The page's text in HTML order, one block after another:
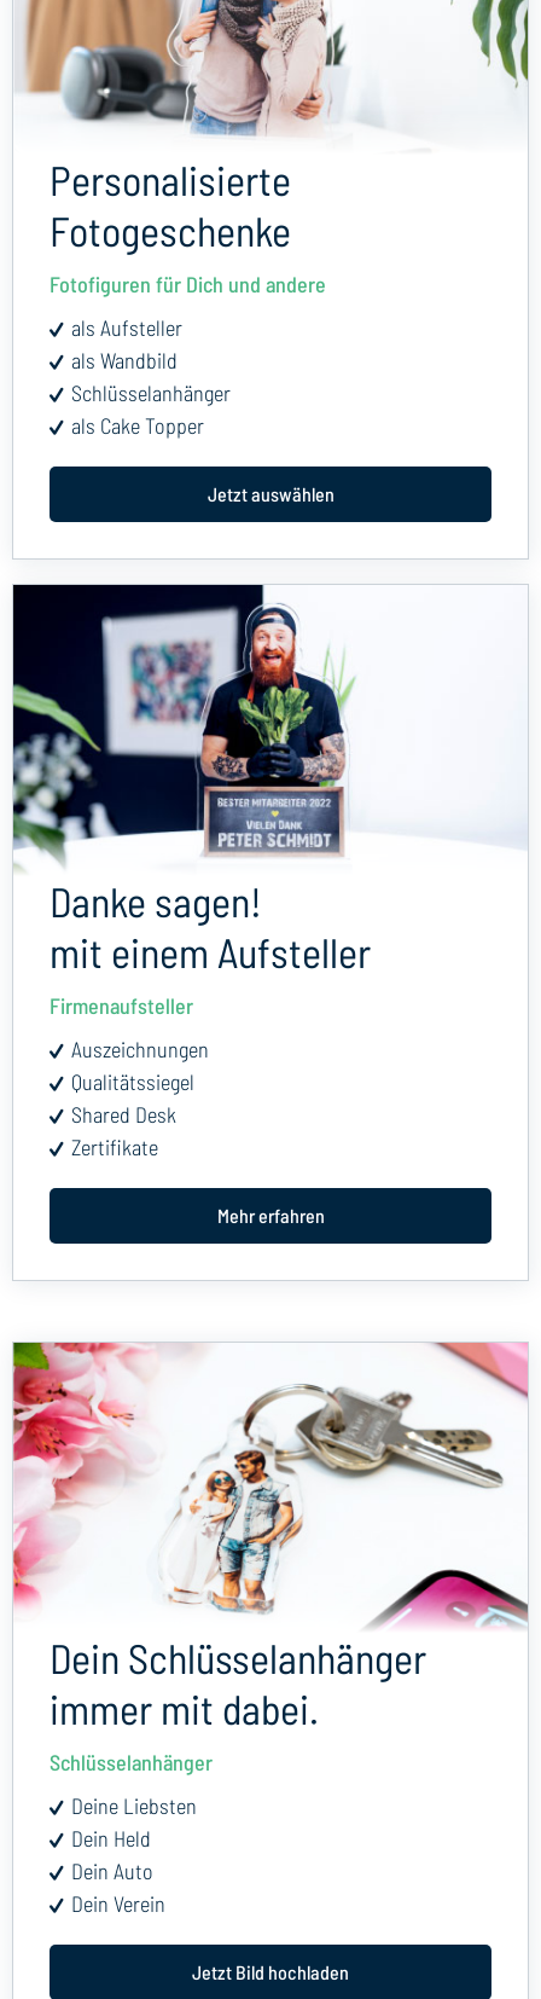
Personalisierte
Fotogeschenke
Fotofiguren für Dich und andere
als Aufsteller
als Wandbild
Schlüsselanhänger
als Cake Topper
Jetzt auswählen
Danke sagen!
mit einem Aufsteller
Firmenaufsteller
Auszeichnungen
Qualitätssiegel
Shared Desk
Zertifikate
Mehr erfahren
Dein Schlüsselanhänger
immer mit dabei.
Schlüsselanhänger
Deine Liebsten
Dein Held
Dein Auto
Dein Verein
Jetzt Bild hochladen